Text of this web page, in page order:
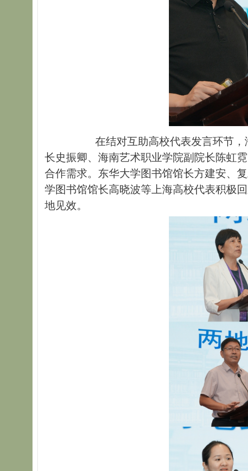
在结对互助高校代表发言环节，海
长史振卿、海南艺术职业学院副院长陈虹
合作需求。东华大学图书馆馆长方建安、
学图书馆馆长高晓波等上海高校代表积极
地见效。